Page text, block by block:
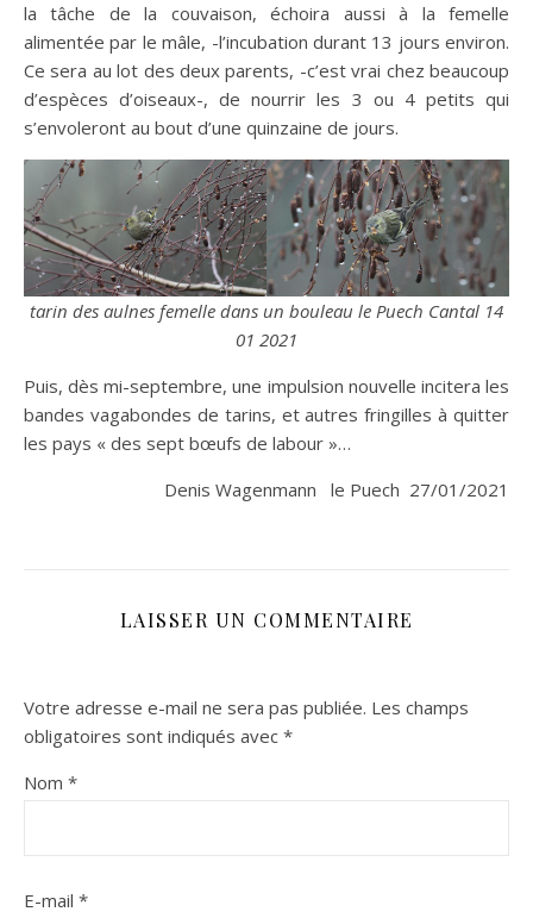
la tâche de la couvaison, échoira aussi à la femelle
alimentée par le mâle, -l’incubation durant 13 jours environ.
Ce sera au lot des deux parents, -c’est vrai chez beaucoup
d’espèces d’oiseaux-, de nourrir les 3 ou 4 petits qui
s’envoleront au bout d’une quinzaine de jours.
tarin des aulnes femelle dans un bouleau le Puech Cantal 14
01 2021
Puis, dès mi-septembre, une impulsion nouvelle incitera les
bandes vagabondes de tarins, et autres fringilles à quitter
les pays « des sept bœufs de labour »…
Denis Wagenmann le Puech 27/01/2021
LAISSER UN COMMENTAIRE
Votre adresse e-mail ne sera pas publiée. Les champs
obligatoires sont indiqués avec *
Nom *
E-mail *